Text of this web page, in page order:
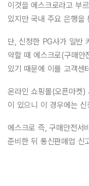
이것을 에스크로라고 부
있지만 국내 주요 은행을
단, 신청한 PG사가 일반
약할 때 에스크로(구매안
있기 때문에 이를 고객센
온라인 쇼핑몰(오픈마켓)
이 있으니 이 경우에는
에스크로 즉, 구매안전서
준비한 뒤 통신판매업 신